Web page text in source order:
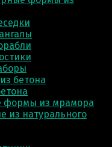
бетона
формы из мрамора
из натурального